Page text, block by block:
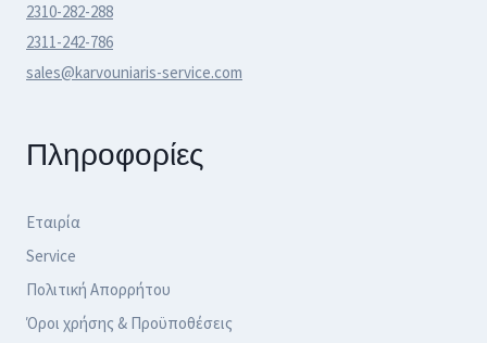
2310-282-288
2311-242-786
sales@karvouniaris-service.com
Πληροφορίες
Εταιρία
Service
Πολιτική Απορρήτου
Όροι χρήσης & Προϋποθέσεις